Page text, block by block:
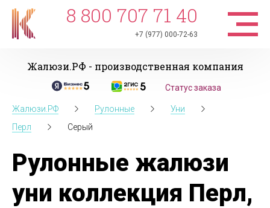
8 800 707 71 40
+7 (977) 000-72-63
Жалюзи.РФ - производственная компания
Статус заказа
Жалюзи.РФ Рулонные
Уни
Перл
Серый
Рулонные жалюзи
уни коллекция Перл,